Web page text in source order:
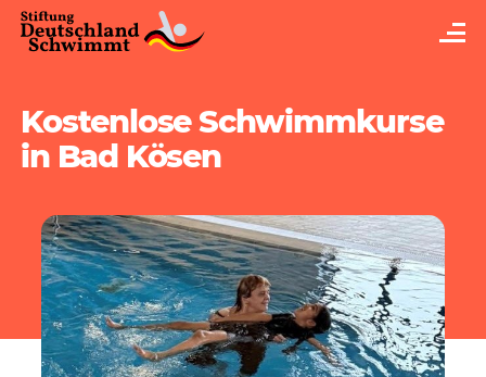
Kostenlose Schwimmkurse
in Bad Kösen